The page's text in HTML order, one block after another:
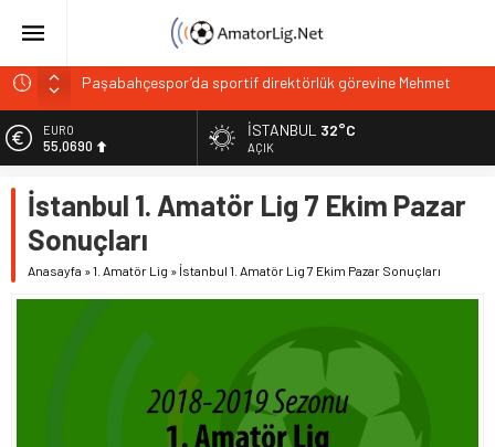
Paşabahçespor’da sportif direktörlük görevine Mehmet
İstanbul Gençlerbirliği hücum hattını güçlendirdi
Vardarspor teknik ekibiyle yola devam ediyor
Kuzeyin Kaplanları Kaygısız ile yeniden
İstiklalspor’dan sol kanada güven veren imza
ALTIN
6.525,39
13.788,73
DOLAR
47,5954
İSTANBUL 32°C
AÇIK
İstanbul 1. Amatör Lig 7 Ekim Pazar
Sonuçları
Anasayfa »1. Amatör Lig » İstanbul 1. Amatör Lig 7 Ekim Pazar Sonuçları